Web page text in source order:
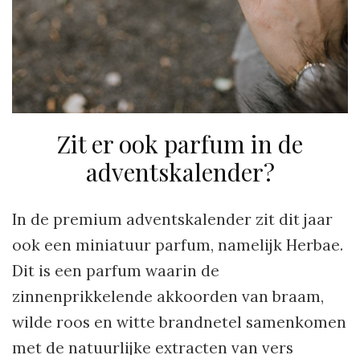
Zit er ook parfum in de
adventskalender?
In de premium adventskalender zit dit jaar
ook een miniatuur parfum, namelijk Herbae.
Dit is een parfum waarin de
zinnenprikkelende akkoorden van braam,
wilde roos en witte brandnetel samenkomen
met de natuurlijke extracten van vers